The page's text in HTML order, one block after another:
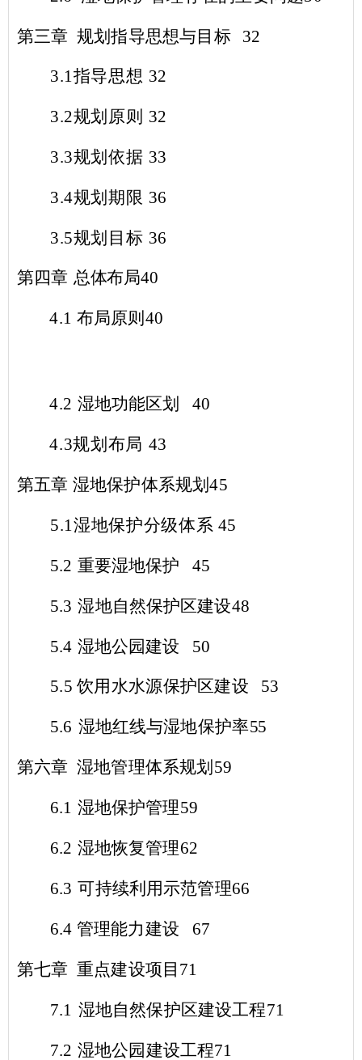
第三章 规划指导思想与目标 32
3.1指导思想 32
3.2规划原则 32
3.3规划依据 33
3.4规划期限 36
3.5规划目标 36
第四章 总体布局40
4.1 布局原则 40
4.2 湿地功能区划 40
4.3规划布局 43
第五章 湿地保护体系规划45
5.1湿地保护分级体系45
5.2 重要湿地保护 45
5.3 湿地自然保护区建设48
5.4 湿地公园建设 50
5.5饮用水水源保护区建设 53
5.6 湿地红线与湿地保护率55
第六章 湿地管理体系规划 59
6.1 湿地保护管理59
6.2 湿地恢复管理62
6.3 可持续利用示范管理66
6.4 管理能力建设 67
第七章 重点建设项目 71
7.1 湿地自然保护区建设工程71
7.2 湿地公园建设工程71